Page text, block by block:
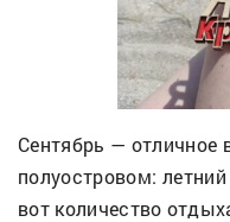
Сентябрь — отличное
полуостровом:
вот количество